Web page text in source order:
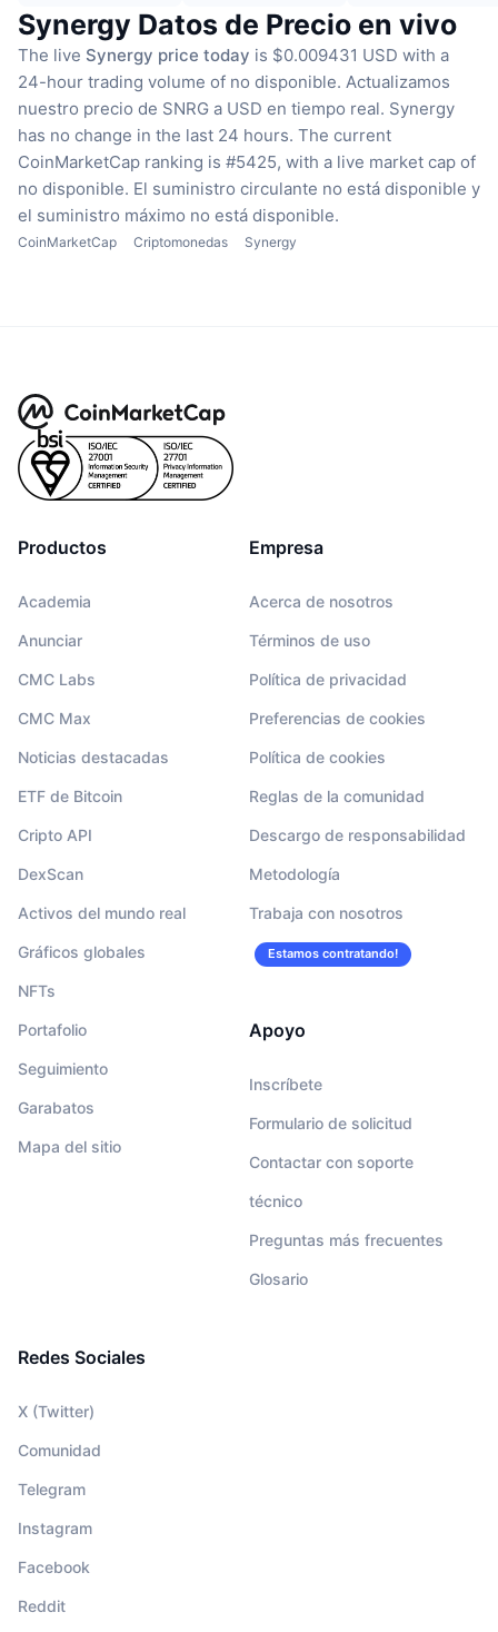
Synergy Datos de Precio en vivo
The live Synergy price today is $0.009431 USD with a
24-hour trading volume of no disponible. Actualizamos
nuestro precio de SNRG a USD en tiempo real. Synergy
has no change in the last 24 hours. The current
CoinMarketCap ranking is #5425, with a live market cap of
no disponible. El suministro circulante no está disponible y
el suministro máximo no está disponible.
CoinMarketCap Criptomonedas Synergy
Productos
Academia
Anunciar
CMC Labs
CMC Max
Noticias destacadas
ETF de Bitcoin
Cripto API
DexScan
Activos del mundo real
Gráficos globales
NFTs
Portafolio
Seguimiento
Garabatos
Mapa del sitio
Empresa
Acerca de nosotros
Términos de uso
Política de privacidad
Preferencias de cookies
Política de cookies
Reglas de la comunidad
Descargo de responsabilidad
Metodología
Trabaja con nosotros
Estamos contratando!
Apoyo
Inscríbete
Formulario de solicitud
Contactar con soporte
técnico
Preguntas más frecuentes
Glosario
Redes Sociales
X (Twitter)
Comunidad
Telegram
Instagram
Facebook
Reddit